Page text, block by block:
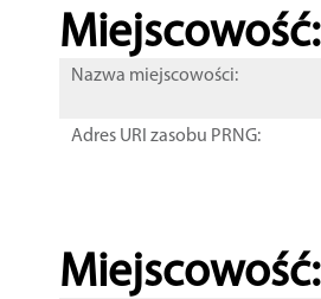
Miejscowość:
Nazwa miejscowości:
Adres URI zasobu PRNG:
Miejscowość: